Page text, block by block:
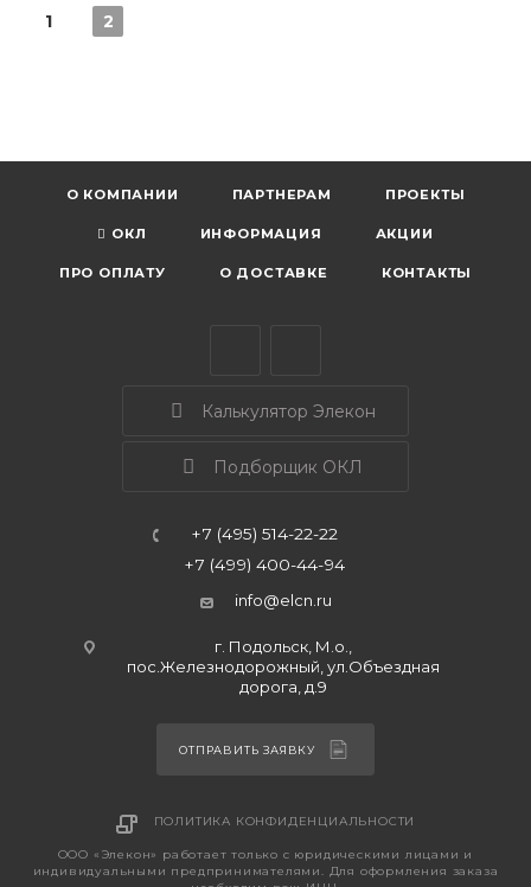
1 2
О КОМПАНИИ ПАРТНЕРАМ ПРОЕКТЫ
ОКЛ ИНФОРМАЦИЯ АКЦИИ
ПРО ОПЛАТУ О ДОСТАВКЕ КОНТАКТЫ
Калькулятор Элекон
Подборщик ОКЛ
+7 (495) 514-22-22
+7 (499) 400-44-94
info@elcn.ru
г. Подольск, М.о.,
пос.Железнодорожный, ул.Объездная
дорога, д.9
ОТПРАВИТЬ ЗАЯВКУ
ПОЛИТИКА КОНФИДЕНЦИАЛЬНОСТИ
ООО «Элекон» работает только с юридическими лицами и
индивидуальными предпринимателями. Для оформления заказа